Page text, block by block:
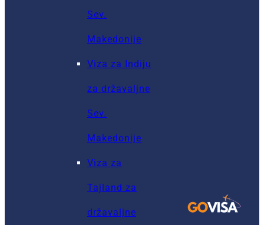
Sev.
Makedonije
Viza za Indiju
za državaljne
Sev.
Makedonije
Viza za
Tajland za
državaljne